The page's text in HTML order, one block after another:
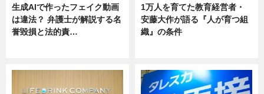
生成AIで作ったフェイク動画
は違法？ 弁護士が解説する名
誉毀損と法的責…
1万人を育てた教育経営者・
安藤大作が語る『人が育つ組
織』の条件